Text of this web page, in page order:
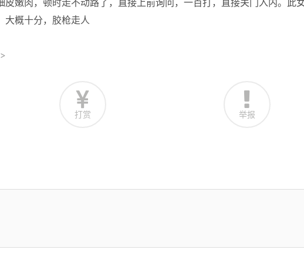
皮嫩肉，顿时走不动路了，直接上前询问，一百打，直接关门入内。此
大概十分，胶枪走人
打赏 举报